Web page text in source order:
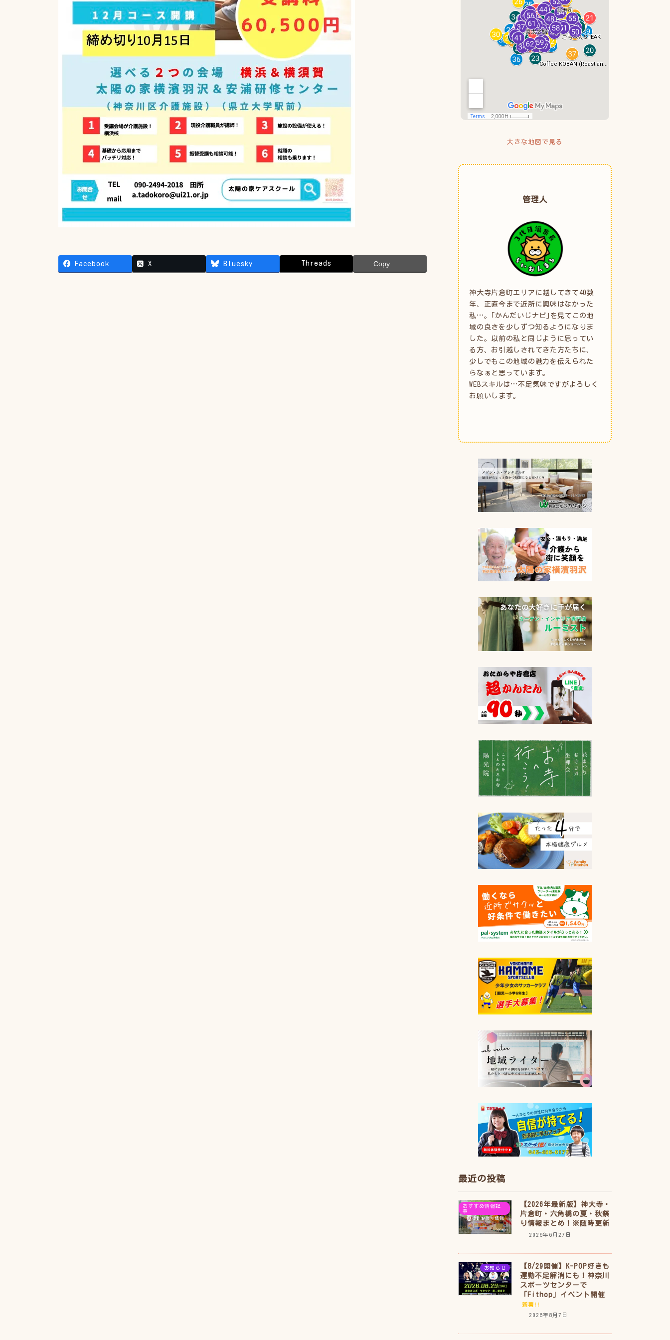
Facebook X Bluesky Threads Copy
大きな地図で見る
管理人
神大寺片倉町エリアに越してきて40数
年、正直今まで近所に興味はなかった
私…。｢かんだいじナビ｣を見てこの地
域の良さを少しずつ知るようになりま
した。以前の私と同じように思ってい
る方、お引越しされてきた方たちに、
少しでもこの地域の魅力を伝えられた
らなぁと思っています。
WEBスキルは…不足気味ですがよろしく
お願いします。
最近の投稿
おすすめ情報記
事
【2026年最新版】神大寺・
片倉町・六角橋の夏・秋祭
り情報まとめ！※随時更新
2026年6月27日
お知らせ
【8/29開催】K-POP好きも
運動不足解消にも！神奈川
スポーツセンターで
「Fithop」イベント開催
新着!!
2026年8月7日